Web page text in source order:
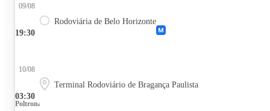
19:30
09/08
Rodoviária de Belo Horizonte
03:30
10/08
Terminal Rodoviário de Bragança Paulista
Poltrona